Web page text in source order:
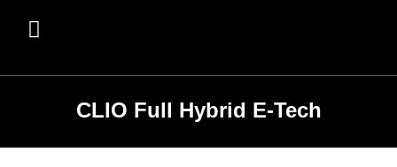
CLIO Full Hybrid E-Tech